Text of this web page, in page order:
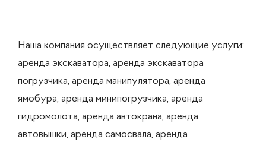
Наша компания осуществляет следующие услуги:
аренда экскаватора, аренда экскаватора
погрузчика, аренда манипулятора, аренда
ямобура, аренда минипогрузчика, аренда
гидромолота, аренда автокрана, аренда
автовышки, аренда самосвала, аренда